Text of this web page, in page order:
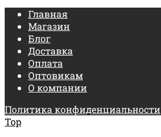
Главная
Магазин
Блог
Доставка
Оплата
Оптовикам
О компании
Политика конфиденциальности
Top